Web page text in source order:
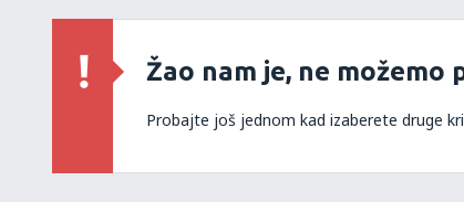
Žao nam je, ne
Probajte još jednom kad izaberete druge